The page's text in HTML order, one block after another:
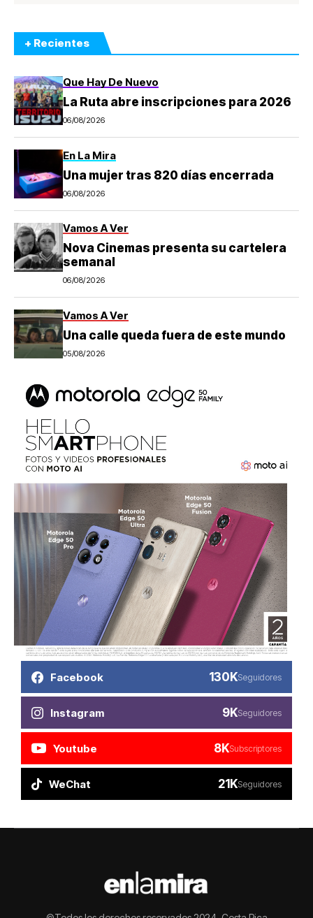
+ Recientes
Que Hay De Nuevo
La Ruta abre inscripciones para 2026
06/08/2026
En La Mira
Una mujer tras 820 días encerrada
06/08/2026
Vamos A Ver
Nova Cinemas presenta su cartelera
semanal
06/08/2026
Vamos A Ver
Una calle queda fuera de este mundo
05/08/2026
Facebook 130KSeguidores
Instagram 9KSeguidores
Youtube 8KSubscriptores
WeChat 21KSeguidores